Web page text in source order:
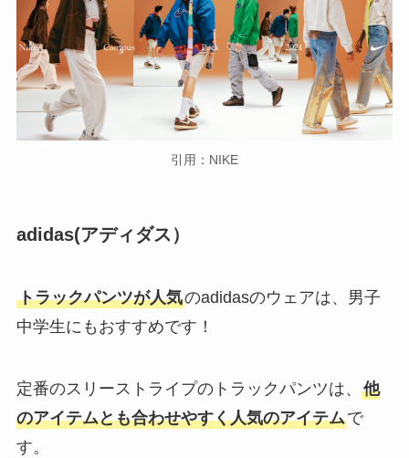
引用：NIKE
adidas(アディダス）
トラックパンツが人気のadidasのウェアは、男子
中学生にもおすすめです！
定番のスリーストライプのトラックパンツは、 他
のアイテムとも合わせやすく人気のアイテムで
す。